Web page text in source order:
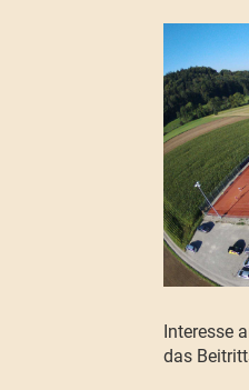
Interesse
das